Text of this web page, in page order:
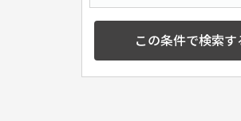
この条件で検索す